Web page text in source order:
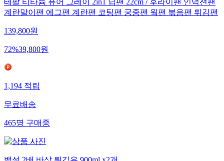
테팔 티타늄 퓨어 그레이 2in1 딥팬 22cm / 후라이팬 인덕션팬
계란말이팬 에그팬 계란팬 코팅팬 궁중팬 웍팬 볶음팬 튀김팬
139,800원
72%39,800원
1,194적립
무료배송
465명구매중